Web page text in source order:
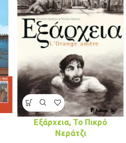
Εξάρχεια, Το Πικρό
Νεράτζι